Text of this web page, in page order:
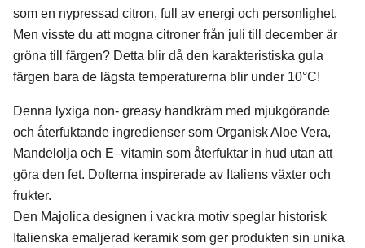
som en nypressad citron, full av energi och personlighet.
Men visste du att mogna citroner från juli till december är
gröna till färgen? Detta blir då den karakteristiska gula
färgen bara de lägsta temperaturerna blir under 10°C!
Denna lyxiga non- greasy handkräm med mjukgörande
och återfuktande ingredienser som Organisk Aloe Vera,
Mandelolja och E–vitamin som återfuktar in hud utan att
göra den fet. Dofterna inspirerade av Italiens växter och
frukter.
Den Majolica designen i vackra motiv speglar historisk
Italienska emaljerad keramik som ger produkten sin unika